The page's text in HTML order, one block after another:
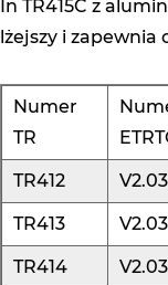
In TR415C z
lżejszy i zapewnia
Numer
TR
TR412
TR413
TR414